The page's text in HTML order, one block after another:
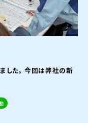
した。 今回は弊社の新